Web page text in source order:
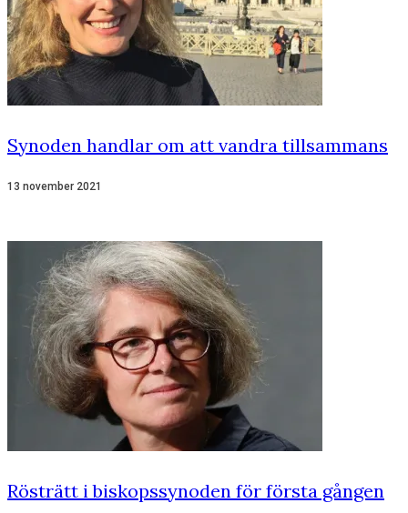
Synoden handlar om att vandra tillsammans
13 november 2021
Rösträtt i biskopssynoden för första gången